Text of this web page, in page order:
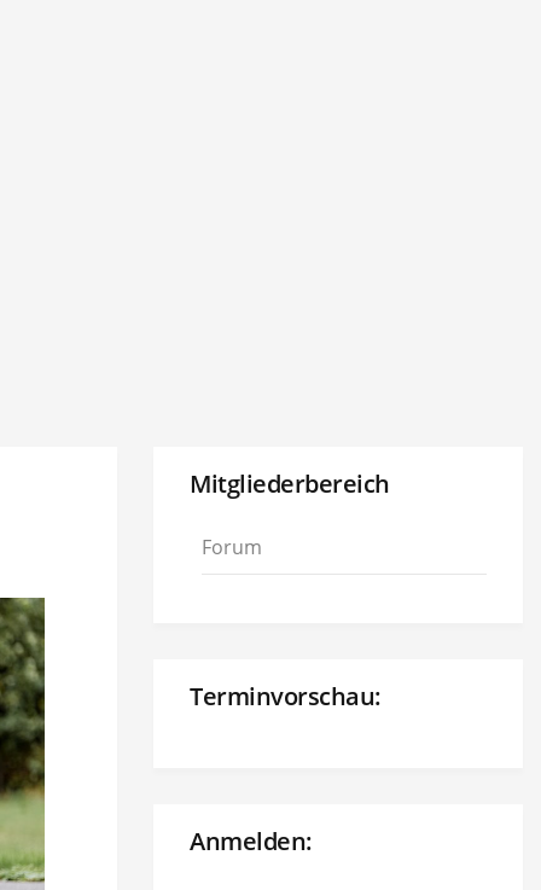
Mitgliederbereich
Forum
Terminvorschau:
Anmelden: